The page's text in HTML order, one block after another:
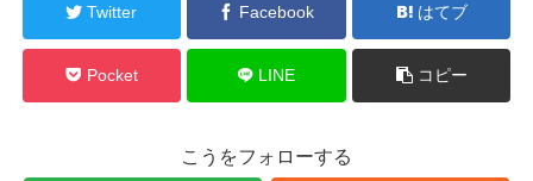
Twitter Facebook はてブ
Pocket LINE コピー
こうをフォローする